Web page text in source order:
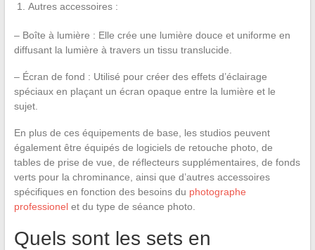
Autres accessoires :
– Boîte à lumière : Elle crée une lumière douce et uniforme en
diffusant la lumière à travers un tissu translucide.
– Écran de fond : Utilisé pour créer des effets d’éclairage
spéciaux en plaçant un écran opaque entre la lumière et le
sujet.
En plus de ces équipements de base, les studios peuvent
également être équipés de logiciels de retouche photo, de
tables de prise de vue, de réflecteurs supplémentaires, de fonds
verts pour la chrominance, ainsi que d’autres accessoires
spécifiques en fonction des besoins du photographe
professionelet du type de séance photo.
Quels sont les sets en